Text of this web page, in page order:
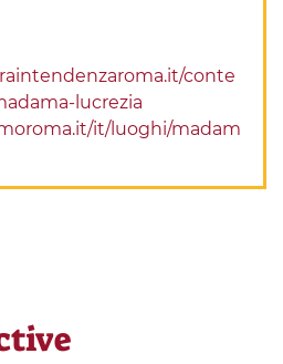
conte
lucrezia
it/luoghi/madam